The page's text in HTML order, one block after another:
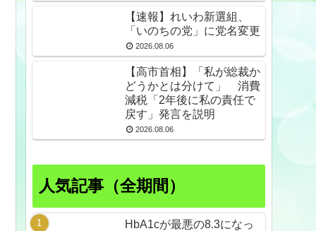
【速報】れいわ新選組、
「いのちの党」に党名変更
2026.08.06
【高市首相】「私が総裁か
どうかとは分けて」 消費
減税「2年後に私の責任で
戻す」発言を説明
2026.08.06
人気記事（全期間）
HbA1cが最悪の8.3になっ